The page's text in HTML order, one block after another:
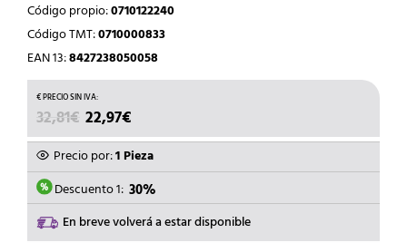
Código propio:0710122240
Código TMT:0710000833
EAN 13:8427238050058
32,81€ EL
PRECIO
ORIGINAL
ERA:
32,81€.
22,97€
PRECIO
ACTUAL
ES:
22,97€.
Precio por:1 Pieza
Descuento 1: 30%
En breve volverá a estar disponible